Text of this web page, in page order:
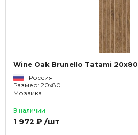
Wine Oak Brunello Tatami 20x80
Россия
Размер: 20x80
Мозаика
В наличии
1 972 ₽ /шт